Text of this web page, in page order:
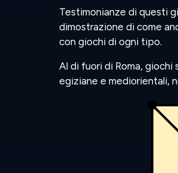
Testimonianze di questi
dimostrazione di come
con giochi di ogni tipo.
Al di fuori di Roma, giochi
egiziane e mediorientali,